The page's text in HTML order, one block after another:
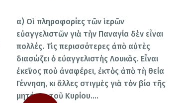
α) Οἱ πληροφορίες τῶν ἱερῶν
εὐαγγελιστῶν γιὰ τὴν Παναγία δὲν εἶναι
πολλές. Τὶς περισσότερες ἀπὸ αὐτὲς
διασώζει ὁ εὐαγγελιστὴς Λουκᾶς. Εἶναι
ἐκεῖνος ποὺ ἀναφέρει, ἐκτὸς ἀπὸ τὴ θεία
Γέννηση, κι ἄλλες στιγμὲς γιὰ τὸν βίο τῆς
μητέρας τοῦ Κυρίου.…